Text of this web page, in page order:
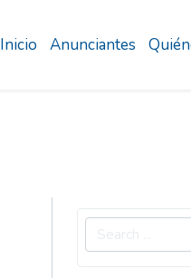
Inicio Anunciantes